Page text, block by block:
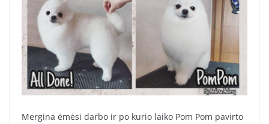
Mergina ėmėsi darbo ir po kurio laiko Pom Pom pavirto